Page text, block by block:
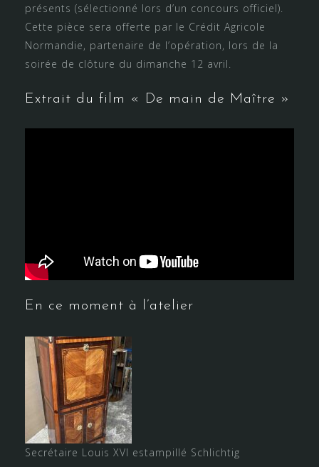
présents (sélectionné lors d’un concours officiel).
Cette pièce sera offerte par le Crédit Agricole
Normandie, partenaire de l’opération, lors de la
soirée de clôture du dimanche 12 avril.
Extrait du film « De main de Maître »
En ce moment à l’atelier
Secrétaire Louis XVI estampillé Schlichtig